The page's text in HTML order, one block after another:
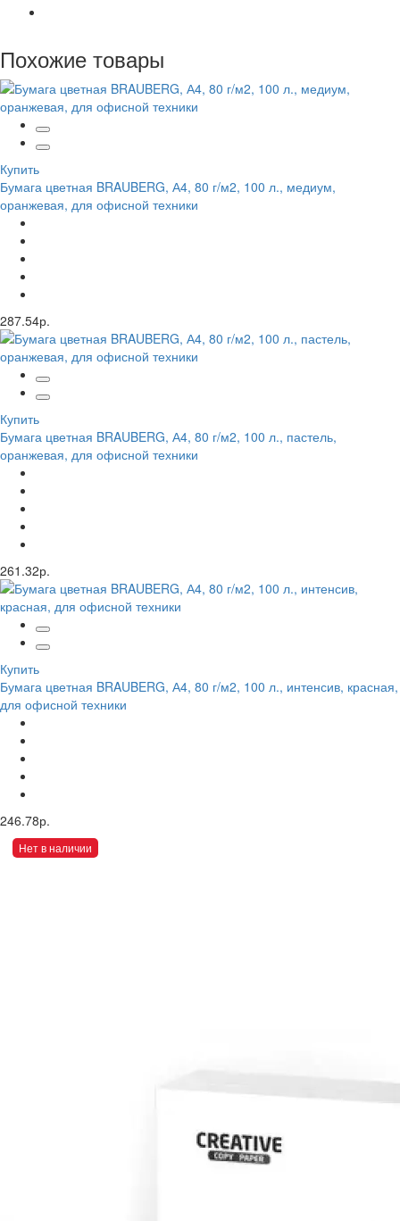
Похожие товары
Купить
Бумага цветная BRAUBERG, А4, 80 г/м2, 100 л., медиум,
оранжевая, для офисной техники
287.54р.
Купить
Бумага цветная BRAUBERG, А4, 80 г/м2, 100 л., пастель,
оранжевая, для офисной техники
261.32р.
Купить
Бумага цветная BRAUBERG, А4, 80 г/м2, 100 л., интенсив, красная,
для офисной техники
246.78р.
Нет в наличии